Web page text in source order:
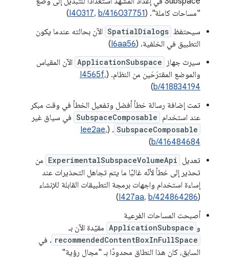
"مساحات كاملة". (
I40317، b/416037751
)
سيحتفظ SpatialDialogs الآن بحالته عندما يكون
التطبيق في الخلفية. (I6aa56
)
سيرث جهاز
ApplicationSubspace الآن المقياس
والموضع المقترَحَين من النظام. ( I4565f،
b/418834194
)
تمت إضافة رسالة خطأ أفضل وتفعيل الخطأ في وقت مبكر
عند استخدام SubspaceComposable في سياق غير
SubspaceComposable
. (
Iee2ae،
b/416484684
)
تعديل ExperimentalSubspaceVolumeApi من
تحذير إلى خطأ لأنّه غالبًا ما يتم تجاهل التحذيرات عند
إساءة استخدام واجهات برمجة التطبيقات القابلة للإنشاء
(
I427aa، b/424864286
)
أصبحت المساحات الفرعية
و ApplicationSubspace مقيّدة الآن بـ
recommendedContentBoxInFullSpace . في
السابق، كان هذا النطاق محدودًا بـ "مجال رؤية"